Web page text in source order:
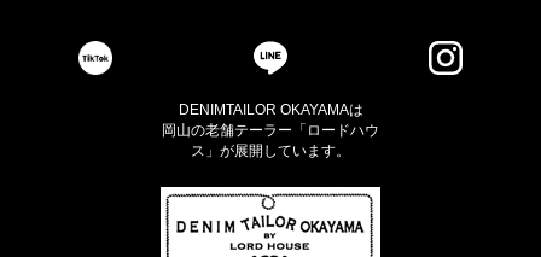
DENIMTAILOR OKAYAMAは
岡山の老舗テーラー「ロードハウ
ス」が展開しています。